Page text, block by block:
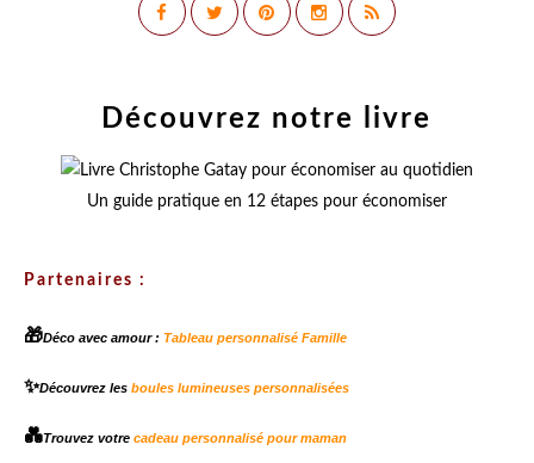
Découvrez notre livre
Un guide pratique en 12 étapes pour économiser
Partenaires :
🎁Déco avec amour : Tableau personnalisé Famille
✨Découvrez les boules lumineuses personnalisées
💑Trouvez votre cadeau personnalisé pour maman